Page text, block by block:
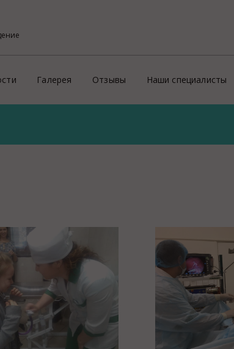
района
услуг потребителям
Галерея
Видео
Отзывы Наши специалисты